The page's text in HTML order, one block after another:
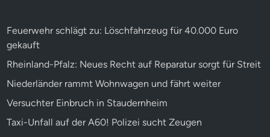
Feuerwehr schlägt zu: Löschfahrzeug für 40.000 Euro
gekauft
Rheinland-Pfalz: Neues Recht auf Reparatur sorgt für Streit
Niederländer rammt Wohnwagen und fährt weiter
Versuchter Einbruch in Staudernheim
Taxi-Unfall auf der A60! Polizei sucht Zeugen